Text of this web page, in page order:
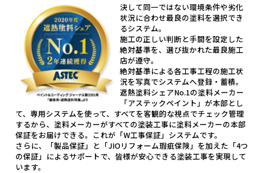
決して同一ではない環境条件や劣化
状況に合わせ最良の塗料を選択でき
るシステム。
施工の正しい判断と手間を設定した
絶対基準を、選び抜かれた最良施工
店が遵守。
絶対基準による各工事工程の施工状
況を写真でシステムへ登録・蓄積。
遮熱塗料シェアNo.1の塗料メーカー
「アステックペイント」が本部とし
て、専用システムを使って、すべてを客観的な視点でチェック管理
するから、塗料メーカーがすべての塗装工事に塗料メーカーの本部
保証をお届けできる。これが「W工事保証」システムです。
さらに、「製品保証」と「JIOリフォーム瑕疵保険」を加えた「4つ
の保証」によるサポートで、皆様が安心できる塗装工事を実現して
います。